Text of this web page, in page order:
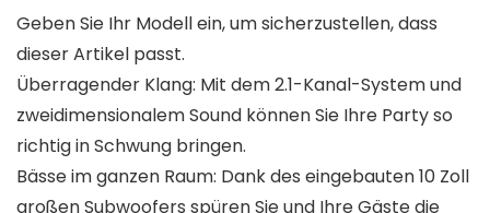
Geben Sie Ihr Modell ein, um sicherzustellen, dass
dieser Artikel passt.
Überragender Klang: Mit dem 2.1-Kanal-System und
zweidimensionalem Sound können Sie Ihre Party so
richtig in Schwung bringen.
Bässe im ganzen Raum: Dank des eingebauten 10 Zoll
großen Subwoofers spüren Sie und Ihre Gäste die